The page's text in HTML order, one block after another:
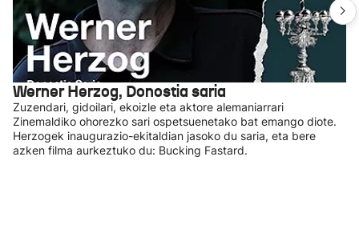
Werner Herzog, Donostia saria
Zuzendari, gidoilari, ekoizle eta aktore alemaniarrari
Zinemaldiko ohorezko sari ospetsuenetako bat emango diote.
Herzogek inaugurazio-ekitaldian jasoko du saria, eta bere
azken filma aurkeztuko du: Bucking Fastard.